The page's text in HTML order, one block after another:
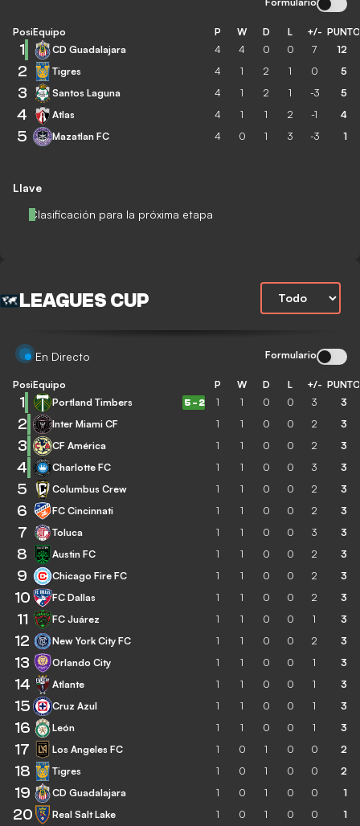
Llave
Clasificación para la próxima etapa
Posición
Equipo P W D L +/-
1 CD Guadalajara 4 4 0 0 7 12
2 Tigres 4 1 2 1 0 5
3 Santos Laguna 4 1 2 1 -3 5
4 Atlas 4 1 1 2 -1 4
5 Mazatlan FC 4 0 1 3 -3 1
LEAGUES CUP
En Directo Formulario
Posición
Equipo P W D L +/-
1 Portland Timbers 5 - 2 1 1 0 0 3 3
2 Inter Miami CF 1 1 0 0 2 3
3 CF América 1 1 0 0 2 3
4 Charlotte FC 1 1 0 0 3 3
5 Columbus Crew 1 1 0 0 2 3
6 FC Cincinnati 1 1 0 0 2 3
7 Toluca 1 1 0 0 3 3
8 Austin FC 1 1 0 0 2 3
9 Chicago Fire FC 1 1 0 0 2 3
10 FC Dallas 1 1 0 0 2 3
11 FC Juárez 1 1 0 0 1 3
12 New York City FC 1 1 0 0 2 3
13 Orlando City 1 1 0 0 1 3
14 Atlante 1 1 0 0 1 3
15 Cruz Azul 1 1 0 0 1 3
16 León 1 1 0 0 1 3
17 Los Angeles FC 1 0 1 0 0 2
18 Tigres 1 0 1 0 0 2
19 CD Guadalajara 1 0 1 0 0 1
20 Real Salt Lake 1 0 1 0 0 1